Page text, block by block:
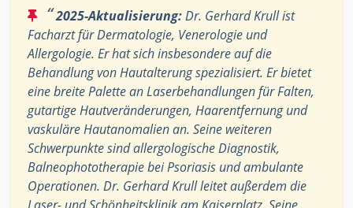
“2025-Aktualisierung:Dr. Gerhard Krull ist
Facharzt für Dermatologie, Venerologie und
Allergologie. Er hat sich insbesondere auf die
Behandlung von Hautalterung spezialisiert. Er bietet
eine breite Palette an Laserbehandlungen für Falten,
gutartige Hautveränderungen, Haarentfernung und
vaskuläre Hautanomalien an. Seine weiteren
Schwerpunkte sind allergologische Diagnostik,
Balneophototherapie bei Psoriasis und ambulante
Operationen. Dr. Gerhard Krull leitet außerdem die